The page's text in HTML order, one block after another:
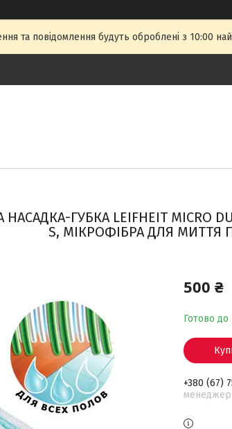
та повідомлення будуть оброблені з 10:00
ГУБКА LEIFHEIT MICRO
S, МІКРОФІБРА ДЛЯ МИТТЯ
500 ₴
Готово до
+380 (67)
менеджер